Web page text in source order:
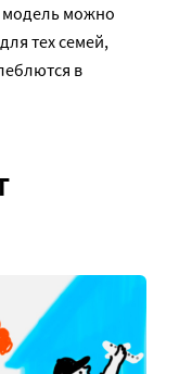
модель можно
тех семей,
в